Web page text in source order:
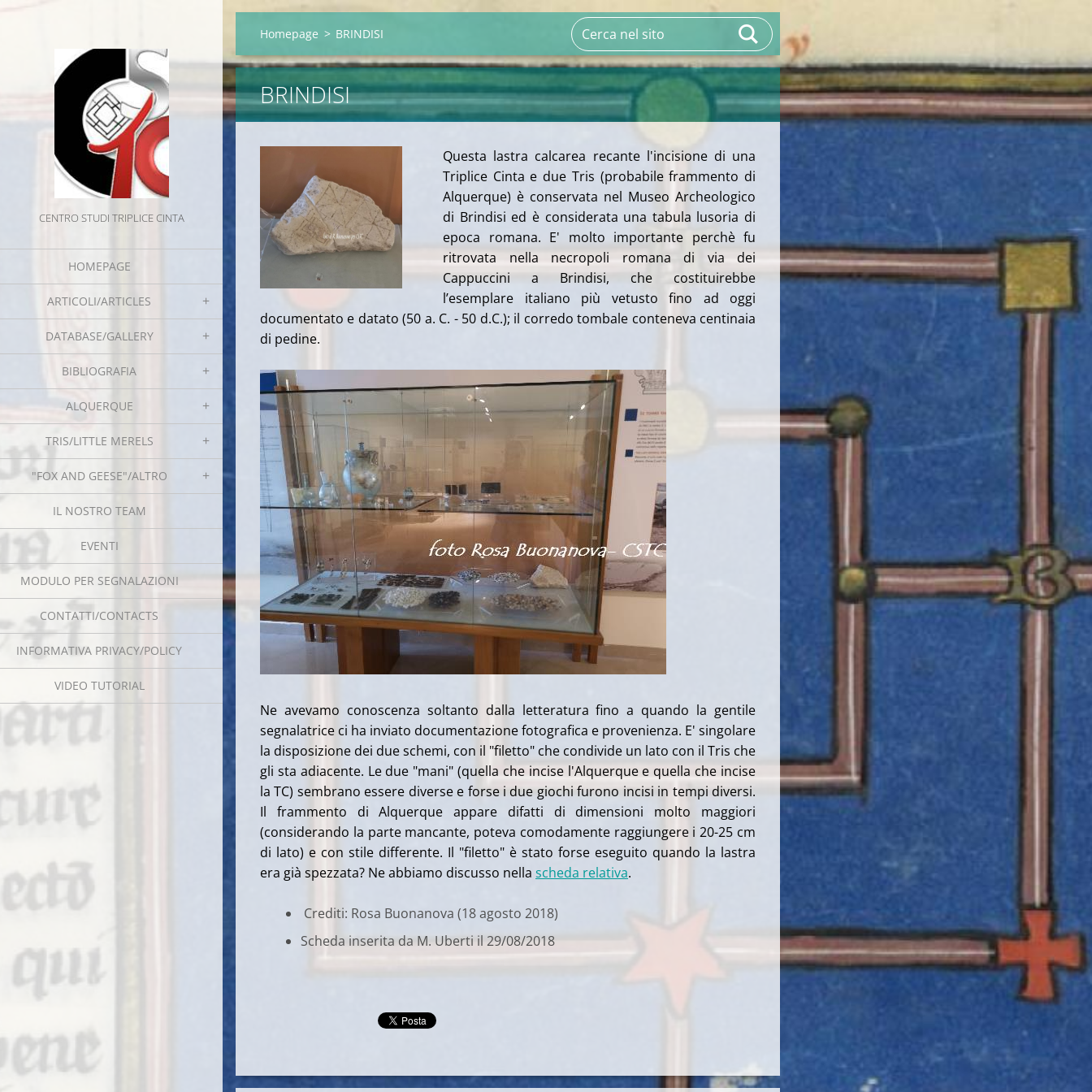
CENTRO STUDI TRIPLICE CINTA
HOMEPAGE
ARTICOLI/ARTICLES
DATABASE/GALLERY
BIBLIOGRAFIA
ALQUERQUE
TRIS/LITTLE MERELS
"FOX AND GEESE"/ALTRO
IL NOSTRO TEAM
EVENTI
MODULO PER SEGNALAZIONI
CONTATTI/CONTACTS
INFORMATIVA PRIVACY/POLICY
VIDEO TUTORIAL
Homepage > BRINDISI
BRINDISI
Questa lastra calcarea recante l'incisione di una
Triplice Cinta e due Tris (probabile frammento di
Alquerque) è conservata nel Museo Archeologico
di Brindisi ed è considerata una tabula lusoria di
epoca romana. E' molto importante perchè fu
ritrovata nella necropoli romana di via dei
Cappuccini a Brindisi, che costituirebbe
l’esemplare italiano più vetusto fino ad oggi
documentato e datato (50 a. C. - 50 d.C.); il corredo tombale conteneva centinaia
di pedine.
Ne avevamo conoscenza soltanto dalla letteratura fino a quando la gentile
segnalatrice ci ha inviato documentazione fotografica e provenienza. E' singolare
la disposizione dei due schemi, con il "filetto" che condivide un lato con il Tris che
gli sta adiacente. Le due "mani" (quella che incise l'Alquerque e quella che incise
la TC) sembrano essere diverse e forse i due giochi furono incisi in tempi diversi.
Il frammento di Alquerque appare difatti di dimensioni molto maggiori
(considerando la parte mancante, poteva comodamente raggiungere i 20-25 cm
di lato) e con stile differente. Il "filetto" è stato forse eseguito quando la lastra
era già spezzata? Ne abbiamo discusso nella scheda relativa.
Crediti: Rosa Buonanova (18 agosto 2018)
Scheda inserita da M. Uberti il 29/08/2018